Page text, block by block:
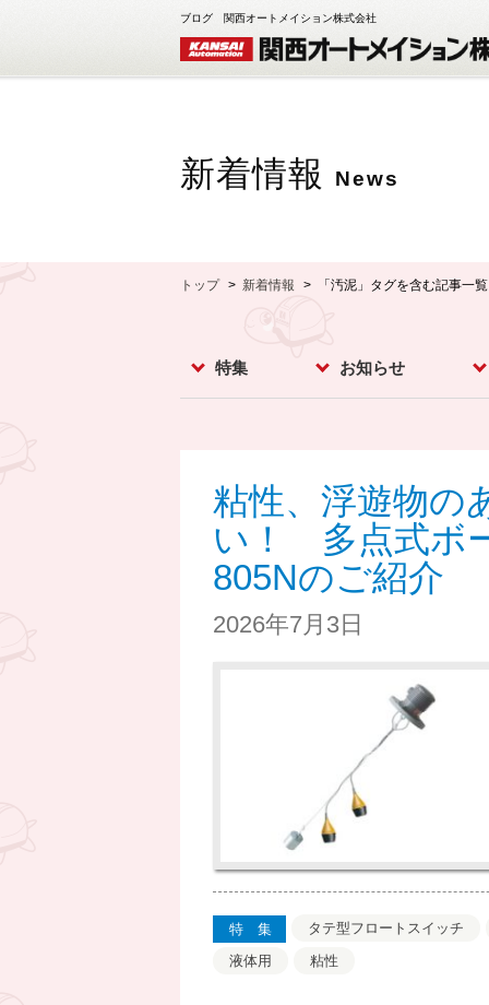
ブログ 関西オートメイション株式会社
新着情報 News
トップ 新着情報 「汚泥」タグを含む記事一覧
特集 お知らせ
ん
粘性、浮遊物の
い！ 多点式ボ
805Nのご紹介
2026年7月3日
特集
タテ型フロートスイッチ
液体用
粘性